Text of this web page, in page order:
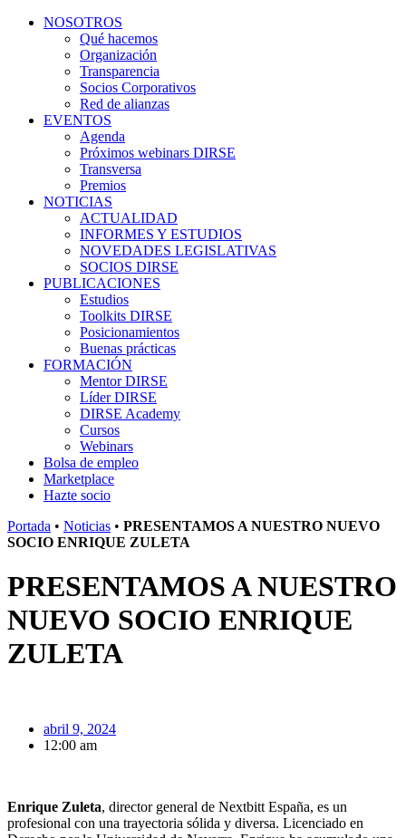
NOSOTROS
Qué hacemos
Organización
Transparencia
Socios Corporativos
Red de alianzas
EVENTOS
Agenda
Próximos webinars DIRSE
Transversa
Premios
NOTICIAS
ACTUALIDAD
INFORMES Y ESTUDIOS
NOVEDADES LEGISLATIVAS
SOCIOS DIRSE
PUBLICACIONES
Estudios
Toolkits DIRSE
Posicionamientos
Buenas prácticas
FORMACIÓN
Mentor DIRSE
Líder DIRSE
DIRSE Academy
Cursos
Webinars
Bolsa de empleo
Marketplace
Hazte socio
Portada • Noticias • PRESENTAMOS A NUESTRO NUEVO
SOCIO ENRIQUE ZULETA
PRESENTAMOS A NUESTRO
NUEVO SOCIO ENRIQUE
ZULETA
abril 9, 2024
12:00 am
Enrique Zuleta, director general de Nextbitt España, es un
profesional con una trayectoria sólida y diversa. Licenciado en